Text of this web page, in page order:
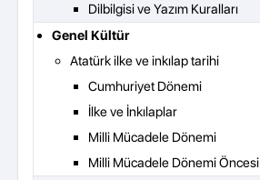
Dilbilgisi ve Yazım Kuralları
Genel Kültür
Atatürk ilke ve inkılap tarihi
Cumhuriyet Dönemi
İlke ve İnkılaplar
Milli Mücadele Dönemi
Milli Mücadele Dönemi Öncesi